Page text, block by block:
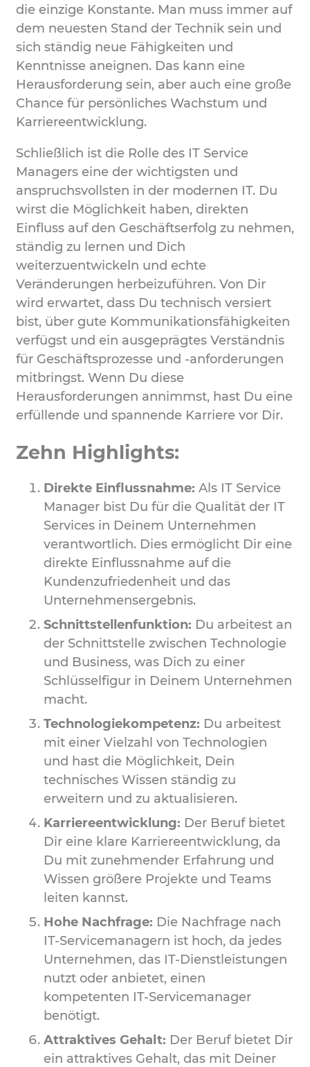
die einzige Konstante. Man muss immer auf
dem neuesten Stand der Technik sein und
sich ständig neue Fähigkeiten und
Kenntnisse aneignen. Das kann eine
Herausforderung sein, aber auch eine große
Chance für persönliches Wachstum und
Karriereentwicklung.
Schließlich ist die Rolle des IT Service
Managers eine der wichtigsten und
anspruchsvollsten in der modernen IT. Du
wirst die Möglichkeit haben, direkten
Einfluss auf den Geschäftserfolg zu nehmen,
ständig zu lernen und Dich
weiterzuentwickeln und echte
Veränderungen herbeizuführen. Von Dir
wird erwartet, dass Du technisch versiert
bist, über gute Kommunikationsfähigkeiten
verfügst und ein ausgeprägtes Verständnis
für Geschäftsprozesse und -anforderungen
mitbringst. Wenn Du diese
Herausforderungen annimmst, hast Du eine
erfüllende und spannende Karriere vor Dir.
Zehn Highlights:
Direkte Einflussnahme: Als IT Service
Manager bist Du für die Qualität der IT
Services in Deinem Unternehmen
verantwortlich. Dies ermöglicht Dir eine
direkte Einflussnahme auf die
Kundenzufriedenheit und das
Unternehmensergebnis.
Schnittstellenfunktion: Du arbeitest an
der Schnittstelle zwischen Technologie
und Business, was Dich zu einer
Schlüsselfigur in Deinem Unternehmen
macht.
Technologiekompetenz: Du arbeitest
mit einer Vielzahl von Technologien
und hast die Möglichkeit, Dein
technisches Wissen ständig zu
erweitern und zu aktualisieren.
Karriereentwicklung: Der Beruf bietet
Dir eine klare Karriereentwicklung, da
Du mit zunehmender Erfahrung und
Wissen größere Projekte und Teams
leiten kannst.
Hohe Nachfrage: Die Nachfrage nach
IT-Servicemanagern ist hoch, da jedes
Unternehmen, das IT-Dienstleistungen
nutzt oder anbietet, einen
kompetenten IT-Servicemanager
benötigt.
Attraktives Gehalt: Der Beruf bietet Dir
ein attraktives Gehalt, das mit Deiner